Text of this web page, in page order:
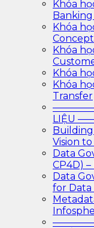
Khóa
Khóa
Khóa
Khóa
Khóa
Transfer
LIỆU
Building
Vision
Data
CP4D)
Data
for